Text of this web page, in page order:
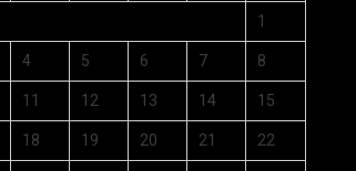
1
4 5 6 7 8
11 12 13 14 15
18 19 20 21 22